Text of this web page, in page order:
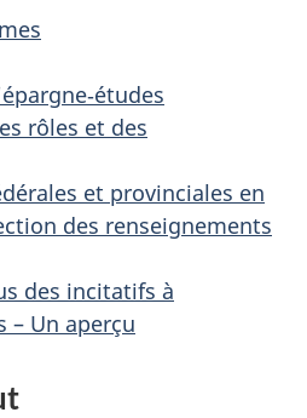
rôles et des
et provinciales en
des renseignements
des incitatifs à
– Un aperçu